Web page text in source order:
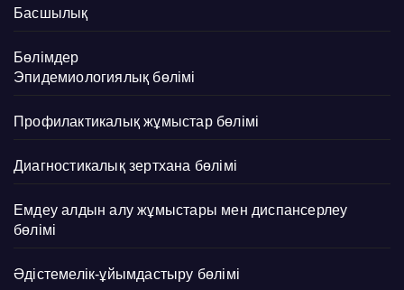
Басшылық
Бөлімдер
Эпидемиологиялық бөлімі
Профилактикалық жұмыстар бөлімі
Диагностикалық зертхана бөлімі
Емдеу алдын алу жұмыстары мен диспансерлеу
бөлімі
Әдістемелік-ұйымдастыру бөлімі